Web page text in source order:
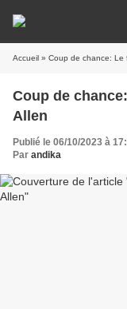
Accueil » Coup de chance: Le
Coup de
Allen
Publié le 06/10/2023 à
Par andika